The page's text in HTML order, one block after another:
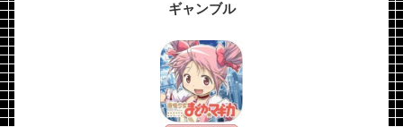
ギャンブル